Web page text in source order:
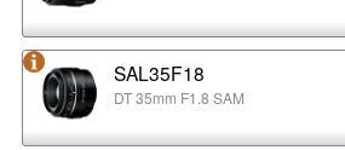
SAL35F18
DT 35mm F1.8 SAM